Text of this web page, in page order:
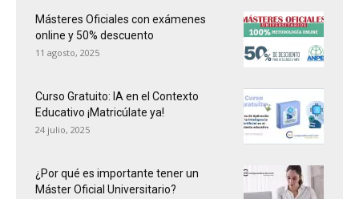
Másteres Oficiales con exámenes
online y 50% descuento
11 agosto, 2025
Curso Gratuito: IA en el Contexto
Educativo ¡Matricúlate ya!
24 julio, 2025
¿Por qué es importante tener un
Máster Oficial Universitario?